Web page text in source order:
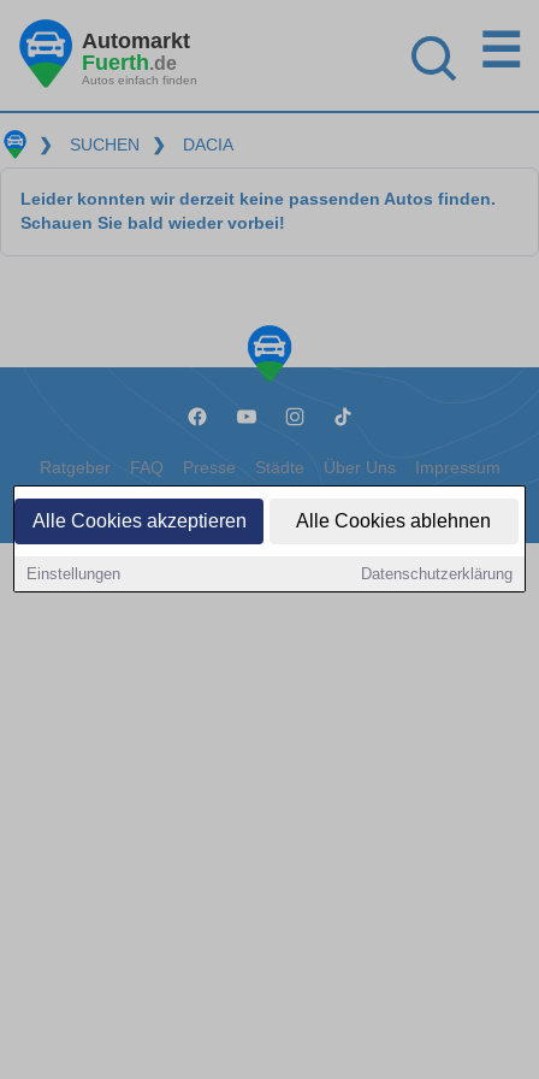
Alle Cookies akzeptieren Alle Cookies ablehnen
Einstellungen Datenschutzerklärung
Automarkt
Fuerth.de
Autos einfach finden
☰
❯ SUCHEN ❯ DACIA
Leider konnten wir derzeit keine passenden Autos finden.
Schauen Sie bald wieder vorbei!
Ratgeber FAQ Presse Städte Über Uns Impressum
Datenschutz Cookies
Copyright © 2000 - 2026 | 1A Infosysteme GmbH | Content by: 1a-sites-autos